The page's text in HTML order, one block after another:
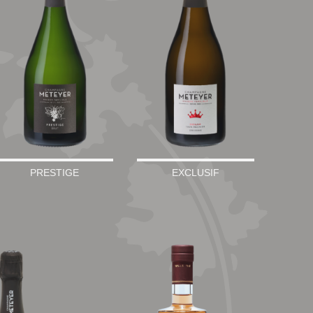
PRESTIGE EXCLUSIF